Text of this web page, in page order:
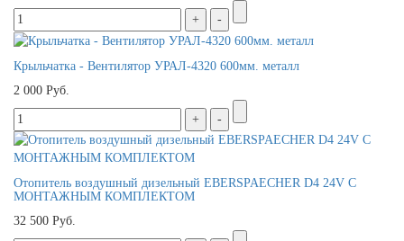
Крыльчатка - Вентилятор УРАЛ-4320 600мм. металл
2 000 Руб.
Отопитель воздушный дизельный EBERSPAECHER D4 24V С
МОНТАЖНЫМ КОМПЛЕКТОМ
32 500 Руб.